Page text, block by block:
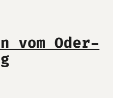
vom Oder-